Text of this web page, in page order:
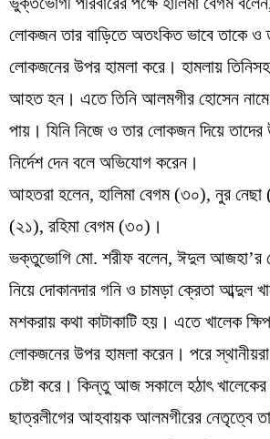
লোকজন তার বাড়িতে অতংকিত ভাবে তাকে ও
লোকজনের উপর হামলা করে। হামলায় তিনিসহ
আহত হন। এতে তিনি আলমগীর হোসেন
পায়। যিনি নিজে ও তার লোকজন দিয়ে তাদের
নির্দেশ দেন বলে অভিযোগ করেন।
আহতরা হলেন, হালিমা বেগম (৩০), নুর
(২১), রহিমা বেগম (৩০)।
ভক্তুভোগি মো. শরীফ বলেন, ঈদুল আজহা’র
নিয়ে দোকানদার গনি ও চামড়া ক্রেতা আব্দুল
মশকরায় কথা কাটাকাটি হয়। এতে খালেক
লোকজনের উপর হামলা করেন। পরে স্থানীয়রা
চেষ্টা করে। কিন্তু আজ সকালে হঠাৎ খালেকের
ছাত্রলীগের আহবায়ক আলমগীরের নেতৃত্বে